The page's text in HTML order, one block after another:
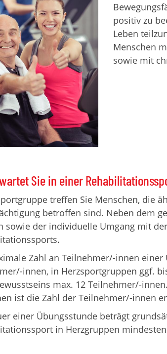
positiv zu
Leben
Menschen
sowie mit
Sie in einer
treffen Sie Menschen, die
betroffen sind. Neben dem
sowie der individuelle Umgang mit
Zahl an Teilnehmer/-innen
innen, in Herzsportgruppen ggf.
max. 12 Teilnehmer/-
ist die Zahl der Teilnehmer/-innen
einer Übungsstunde beträgt
in Herzgruppen